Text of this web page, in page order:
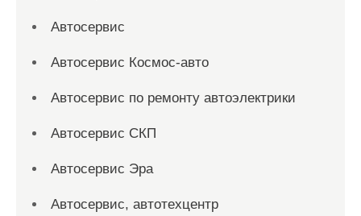
Автосервис
Автосервис Космос-авто
Автосервис по ремонту автоэлектрики
Автосервис СКП
Автосервис Эра
Автосервис, автотехцентр